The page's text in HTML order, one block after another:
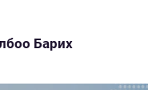
Барих